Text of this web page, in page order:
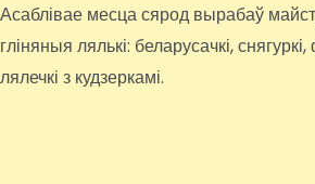
Асаблівае месца сярод вырабаў
гліняныя лялькі: беларусачкі,
лялечкі з кудзеркамі.